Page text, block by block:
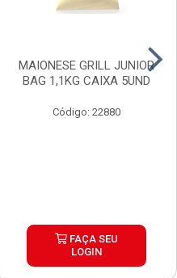
MAIONESE GRILL JUNIOR
BAG 1,1KG CAIXA 5UND
Código: 22880
FAÇA SEU
LOGIN